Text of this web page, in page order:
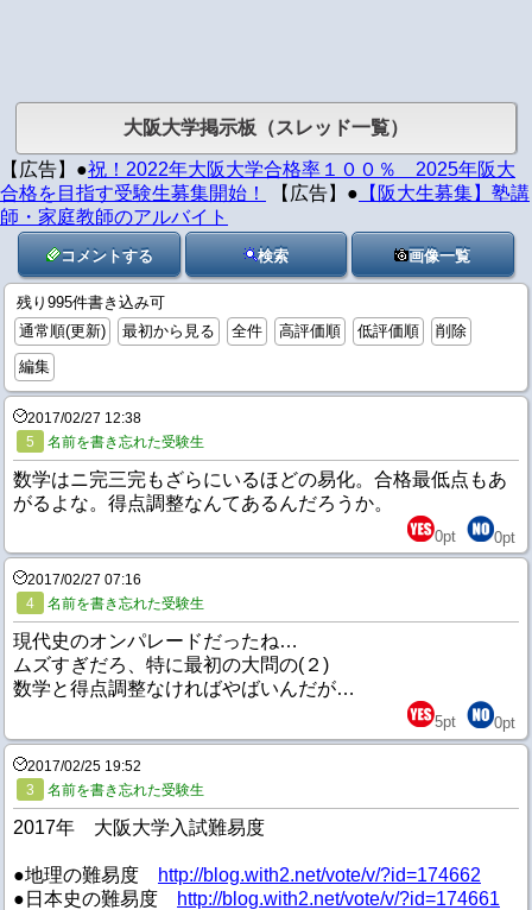
大阪大学掲示板（スレッド一覧）
【広告】●祝！2022年大阪大学合格率１００％ 2025年阪大
合格を目指す受験生募集開始！
【広告】● 【阪大生募集】塾講
師・家庭教師のアルバイト
コメントする 検索 画像一覧
残り995件書き込み可
通常順(更新)
最初から見る 全件 高評価順 低評価順
削除
編集
2017/02/27 12:38
5
名前を書き忘れた受験生
数学はニ完三完もざらにいるほどの易化。合格最低点もあ
がるよな。得点調整なんてあるんだろうか。
0pt 0pt
2017/02/27 07:16
4
名前を書き忘れた受験生
現代史のオンパレードだったね…
ムズすぎだろ、特に最初の大問の(２)
数学と得点調整なければやばいんだが…
5pt 0pt
2017/02/25 19:52
3
名前を書き忘れた受験生
2017年 大阪大学入試難易度
●地理の難易度
http://blog.with2.net/vote/v/?id=174662
●日本史の難易度
http://blog.with2.net/vote/v/?id=174661